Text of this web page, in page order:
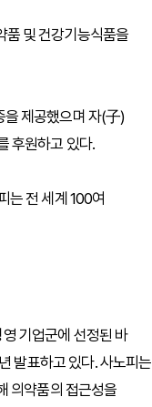
품 및 건강기능식품을
을 제공했으며 자(子)
후원하고 있다.
는 전 세계 100여
기업군에 선정된 바
발표하고 있다. 사노피는
의약품의 접근성을